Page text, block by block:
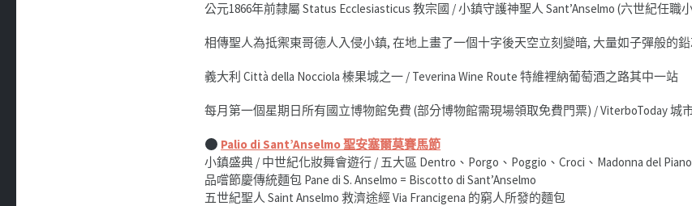
公元1866年前隸屬 Status Ecclesiasticus 教宗國 / 小鎮守護神聖人 Sant’Anselmo (六世紀任職
相傳聖人為抵禦東哥德人入侵小鎮, 在地上畫了一個十字後天空立刻變暗, 大量如子彈般的
義大利 Città della Nocciola 榛果城之一 / Teverina Wine Route 特維裡納葡萄酒之路其中一站
每月第一個星期日所有國立博物館免費 (部分博物館需現場領取免費門票) / ViterboToday 城
Palio di Sant’Anselmo聖安塞爾莫賽馬節
小鎮盛典 / 中世紀化妝舞會遊行 / 五大區 Dentro、Porgo、Poggio、Croci、Madonna del
品嚐節慶傳統麵包 Pane di S. Anselmo = Biscotto di Sant’Anselmo
五世紀聖人 Saint Anselmo 救濟途經 Via Francigena 的窮人所發的麵包